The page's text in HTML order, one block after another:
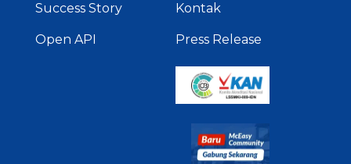
Success Story
Open API
Kontak
Press Release